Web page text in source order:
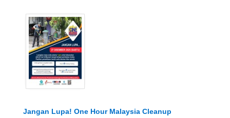
Jangan Lupa! One Hour Malaysia Cleanup